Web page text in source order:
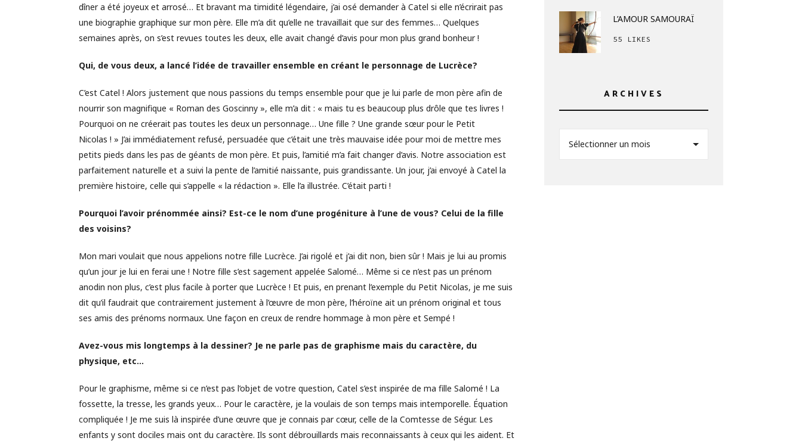
dîner a été joyeux et arrosé… Et bravant ma timidité légendaire, j’ai osé demander à Catel si elle n’écrirait pas
une biographie graphique sur mon père. Elle m’a dit qu’elle ne travaillait que sur des femmes… Quelques
semaines après, on s’est revues toutes les deux, elle avait changé d’avis pour mon plus grand bonheur !
Qui, de vous deux, a lancé l’idée de travailler ensemble en créant le personnage de Lucrèce?
C’est Catel ! Alors justement que nous passions du temps ensemble pour que je lui parle de mon père afin de
nourrir son magnifique « Roman des Goscinny », elle m’a dit : « mais tu es beaucoup plus drôle que tes livres !
Pourquoi on ne créerait pas toutes les deux un personnage… Une fille ? Une grande sœur pour le Petit
Nicolas ! » J’ai immédiatement refusé, persuadée que c’était une très mauvaise idée pour moi de mettre mes
petits pieds dans les pas de géants de mon père. Et puis, l’amitié m’a fait changer d’avis. Notre association est
parfaitement naturelle et a suivi la pente de l’amitié naissante, puis grandissante. Un jour, j’ai envoyé à Catel la
première histoire, celle qui s’appelle « la rédaction ». Elle l’a illustrée. C’était parti !
Pourquoi l’avoir prénommée ainsi? Est-ce le nom d’une progéniture à l’une de vous? Celui de la fille
des voisins?
Mon mari voulait que nous appelions notre fille Lucrèce. J’ai rigolé et j’ai dit non, bien sûr ! Mais je lui au promis
qu’un jour je lui en ferai une ! Notre fille s’est sagement appelée Salomé… Même si ce n’est pas un prénom
anodin non plus, c’est plus facile à porter que Lucrèce ! Et puis, en prenant l’exemple du Petit Nicolas, je me suis
dit qu’il faudrait que contrairement justement à l’œuvre de mon père, l’héroïne ait un prénom original et tous
ses amis des prénoms normaux. Une façon en creux de rendre hommage à mon père et Sempé !
Avez-vous mis longtemps à la dessiner? Je ne parle pas de graphisme mais du caractère, du
physique, etc…
Pour le graphisme, même si ce n’est pas l’objet de votre question, Catel s’est inspirée de ma fille Salomé ! La
fossette, la tresse, les grands yeux… Pour le caractère, je la voulais de son temps mais intemporelle. Équation
compliquée ! Je me suis là inspirée d’une œuvre que je connais par cœur, celle de la Comtesse de Ségur. Les
enfants y sont dociles mais ont du caractère. Ils sont débrouillards mais reconnaissants à ceux qui les aident. Et
L’AMOUR SAMOURAÏ
55 LIKES
ARCHIVES
Sélectionner un mois